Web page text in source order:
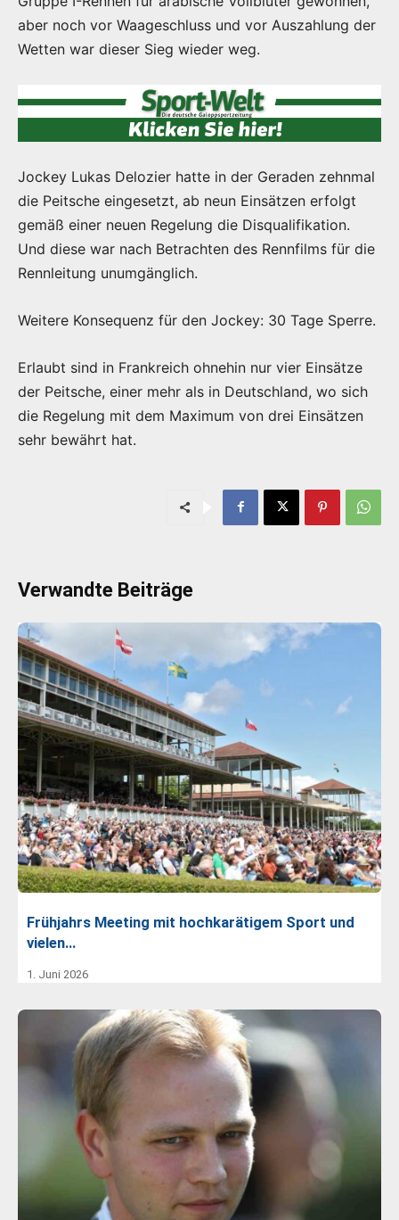
aber noch vor Waageschluss und vor Auszahlung der
Wetten war dieser Sieg wieder weg.
Jockey Lukas Delozier hatte in der Geraden zehnmal
die Peitsche eingesetzt, ab neun Einsätzen erfolgt
gemäß einer neuen Regelung die Disqualifikation.
Und diese war nach Betrachten des Rennfilms für die
Rennleitung unumgänglich.
Weitere Konsequenz für den Jockey: 30 Tage Sperre.
Erlaubt sind in Frankreich ohnehin nur vier Einsätze
der Peitsche, einer mehr als in Deutschland, wo sich
die Regelung mit dem Maximum von drei Einsätzen
sehr bewährt hat.
Verwandte Beiträge
Frühjahrs Meeting mit hochkarätigem Sport und
vielen…
1. Juni 2026